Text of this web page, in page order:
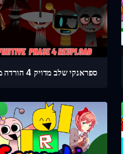
ספראנקי שלב מדויק 4 הורדה מחדש